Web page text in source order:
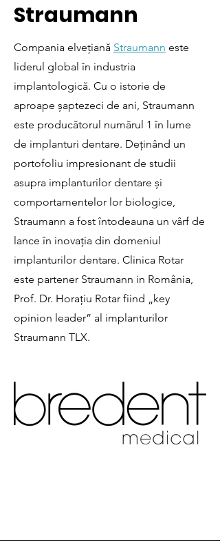
Straumann
Compania elvețiană Straumann este
liderul global în industria
implantologică. Cu o istorie de
aproape șaptezeci de ani, Straumann
este producătorul numărul 1 în lume
de implanturi dentare. Deținând un
portofoliu impresionant de studii
asupra implanturilor dentare și
comportamentelor lor biologice,
Straumann a fost întodeauna un vârf de
lance în inovația din domeniul
implanturilor dentare. Clinica Rotar
este partener Straumann in România,
Prof. Dr. Horațiu Rotar fiind „key
opinion leader” al implanturilor
Straumann TLX.